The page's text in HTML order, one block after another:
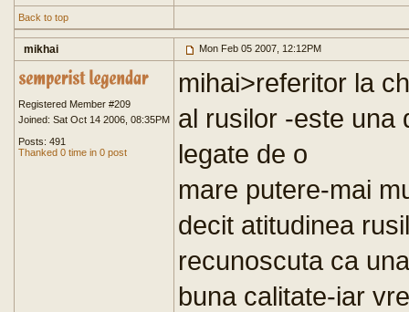
Back to top
mikhai Mon Feb 05 2007, 12:12PM
Registered Member #209
Joined: Sat Oct 14 2006, 08:35PM
Posts: 491
Thanked 0 time in 0 post
mihai>referitor la
al rusilor -este una
legate de o
mare putere-mai
decit atitudinea
recunoscuta ca
buna calitate-iar